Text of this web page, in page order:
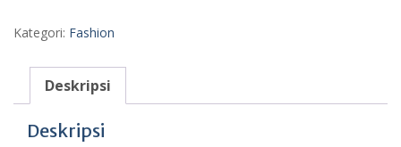
Collection
Kategori: Fashion
Deskripsi
Deskripsi